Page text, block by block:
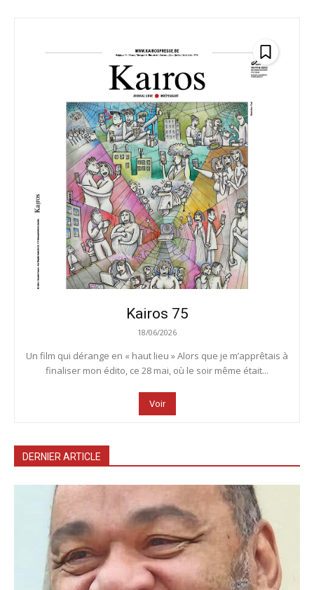
Kairos 75
18/06/2026
Un film qui dérange en « haut lieu » Alors que je m’apprêtais à
finaliser mon édito, ce 28 mai, où le soir même était...
Voir
DERNIER ARTICLE